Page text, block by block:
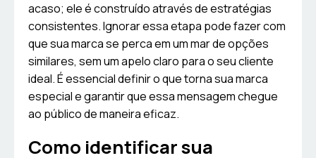
acaso; ele é construído através de estratégias
consistentes. Ignorar essa etapa pode fazer com
que sua marca se perca em um mar de opções
similares, sem um apelo claro para o seu cliente
ideal. É essencial definir o que torna sua marca
especial e garantir que essa mensagem chegue
ao público de maneira eficaz.
Como identificar sua